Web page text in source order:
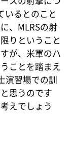
いるとのこと
、MLRSの射
りということ
が、米軍のハ
ことを踏まえ
演習場での訓
思うのです
えでしょう